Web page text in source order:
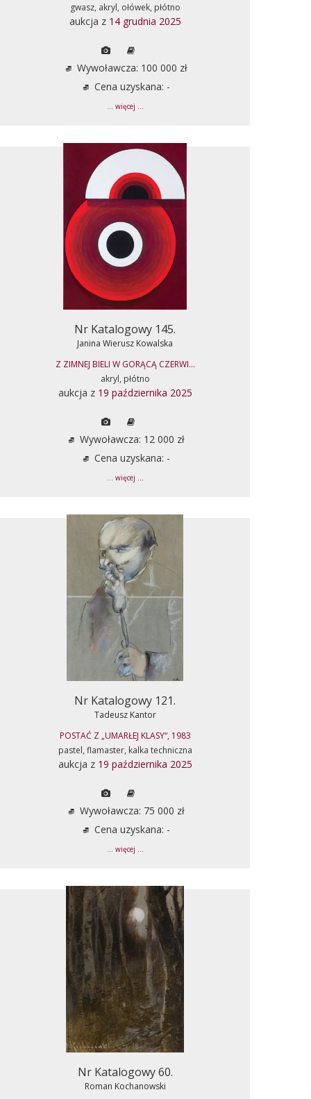
gwasz, akryl, ołówek, płótno
aukcja z 14 grudnia 2025
Wywoławcza: 100 000 zł
Cena uzyskana: -
... więcej ...
Nr Katalogowy 145.
Janina Wierusz Kowalska
Z ZIMNEJ BIELI W GORĄCĄ CZERWI...
akryl, płótno
aukcja z 19 października 2025
Wywoławcza: 12 000 zł
Cena uzyskana: -
... więcej ...
Nr Katalogowy 121.
Tadeusz Kantor
POSTAĆ Z „UMARŁEJ KLASY“, 1983
pastel, flamaster, kalka techniczna
aukcja z 19 października 2025
Wywoławcza: 75 000 zł
Cena uzyskana: -
... więcej ...
Nr Katalogowy 60.
Roman Kochanowski